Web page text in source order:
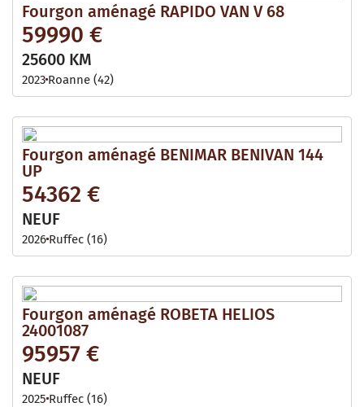
Fourgon aménagé RAPIDO VAN V 68
59990 €
25600 KM
2023 Roanne (42)
Fourgon aménagé BENIMAR BENIVAN 144
UP
54362 €
NEUF
2026 Ruffec (16)
Fourgon aménagé ROBETA HELIOS
24001087
95957 €
NEUF
2025 Ruffec (16)